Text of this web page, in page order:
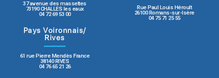
37 avenue des massettes
73190 CHALLES les eaux
04 72 69 53 00
Rue Paul Louis Héroult
26100 Romans-sur-Isère
04 75 71 25 55
Pays Voironnais/
Rives
61 rue Pierre Mendès France
38140 RIVES
04 76 65 21 26